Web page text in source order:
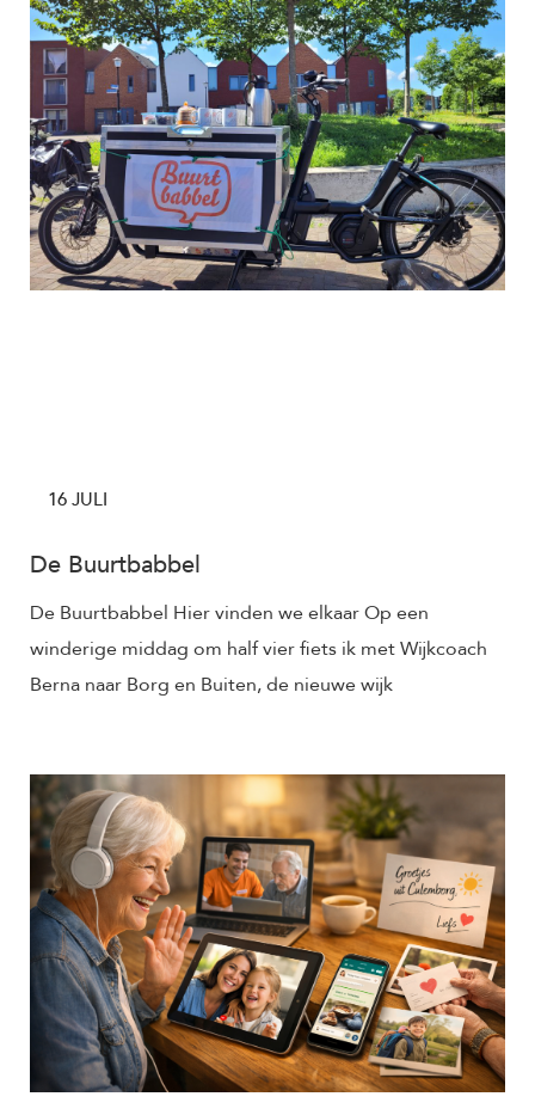
De Buurtbabbel
16 JULI
De Buurtbabbel Hier vinden we elkaar Op een
winderige middag om half vier fiets ik met Wijkcoach
Berna naar Borg en Buiten, de nieuwe wijk